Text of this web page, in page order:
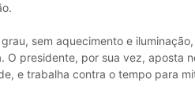
sem aquecimento e
O presidente, por sua vez, aposta
e trabalha contra o tempo para